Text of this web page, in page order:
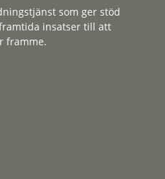
som ger stöd
insatser till att
framme.